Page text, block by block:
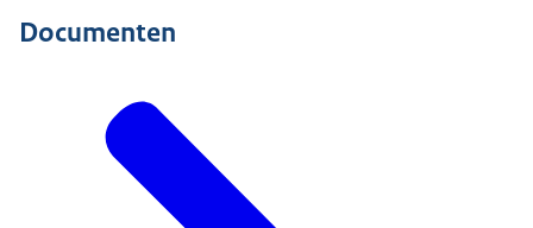
Documenten